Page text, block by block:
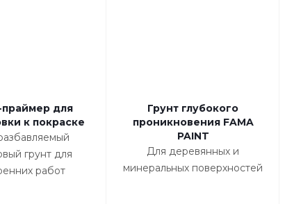
праймер для
к покраске
грунт для
работ
Грунт глубокого
проникновения FAMA
PAINT
Для деревянных и
минеральных поверхностей